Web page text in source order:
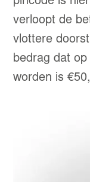
verloopt de
vlottere
bedrag dat
worden is